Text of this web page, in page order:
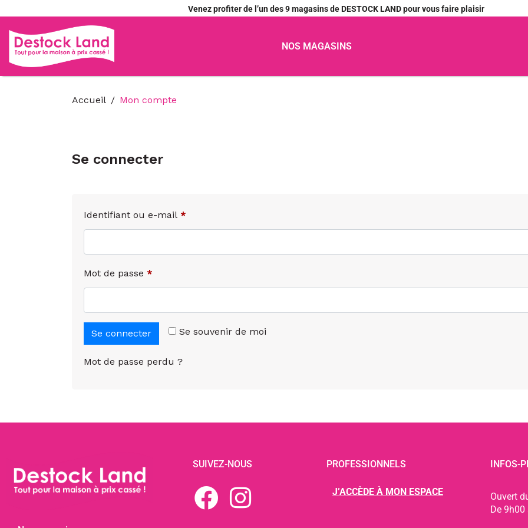
Venez profiter de l’un des 9 magasins de DESTOCK LAND pour vous faire plaisir
NOS MAGASINS
Accueil Mon compte
Se connecter
Identifiant ou e-mail *
Mot de passe *
Se souvenir de moi
Se connecter
Mot de passe perdu ?
SUIVEZ-NOUS PROFESSIONNELS
J’ACCÈDE À MON ESPACE
INFOS-
Ouvert
De